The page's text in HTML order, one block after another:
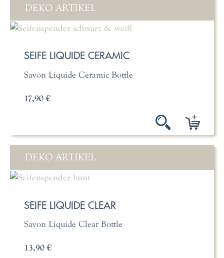
DEKO ARTIKEL
SEIFE LIQUIDE CERAMIC
Savon Liquide Ceramic Bottle
17,90 €
DEKO ARTIKEL
SEIFE LIQUIDE CLEAR
Savon Liquide Clear Bottle
13,90 €